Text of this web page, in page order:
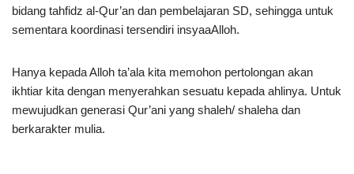
bidang tahfidz al-Qur’an dan pembelajaran SD, sehingga untuk
sementara koordinasi tersendiri insyaaAlloh.
Hanya kepada Alloh ta’ala kita memohon pertolongan akan
ikhtiar kita dengan menyerahkan sesuatu kepada ahlinya. Untuk
mewujudkan generasi Qur’ani yang shaleh/ shaleha dan
berkarakter mulia.